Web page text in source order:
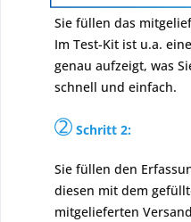
Sie füllen das
Im Test-Kit ist u.a.
genau aufzeigt, was
schnell und einfach.
➁ Schritt 2:
Sie füllen den
diesen mit dem
mitgelieferten